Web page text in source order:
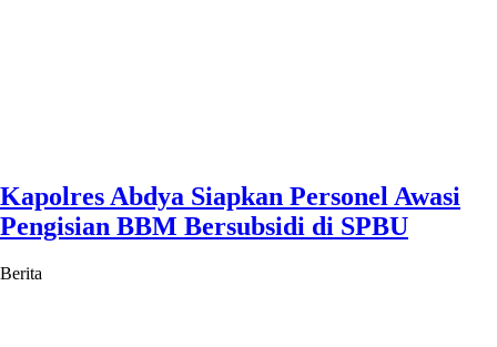
Kapolres Abdya Siapkan Personel Awasi
Pengisian BBM Bersubsidi di SPBU
Berita